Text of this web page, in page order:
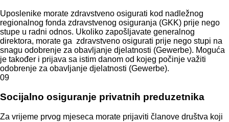
Uposlenike morate zdravstveno osigurati kod nadležnog
regionalnog fonda zdravstvenog osiguranja (GKK) prije nego
stupe u radni odnos. Ukoliko zapošljavate generalnog
direktora, morate ga zdravstveno osigurati prije nego stupi na
snagu odobrenje za obavljanje djelatnosti (Gewerbe). Moguća
je također i prijava sa istim danom od kojeg počinje važiti
odobrenje za obavljanje djelatnosti (Gewerbe).
09
Socijalno osiguranje privatnih preduzetnika
Za vrijeme prvog mjeseca morate prijaviti članove društva koji